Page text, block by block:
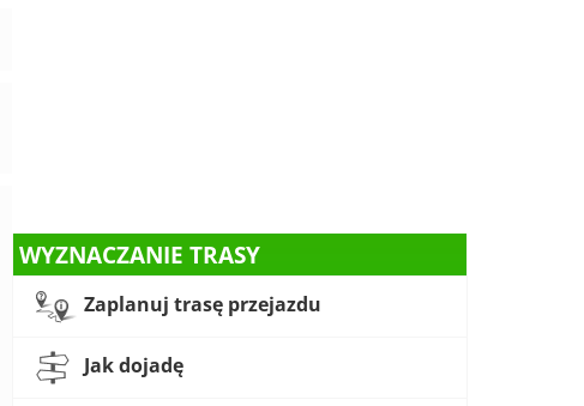
WYZNACZANIE TRASY
Zaplanuj trasę przejazdu
Jak dojadę